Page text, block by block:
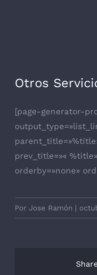
Otros
[page-generator-
prev_title=»«
orderby=»none»
Por Jose Ramón |